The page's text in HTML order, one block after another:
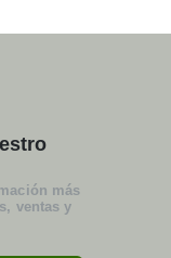
más
ventas y